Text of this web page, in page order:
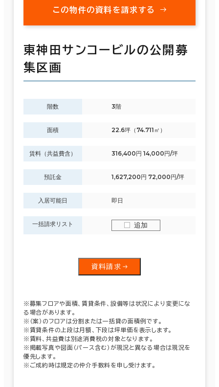
この物件の資料を請求する
東神田サンコービルの公開募
集区画
階数 3階
面積 22.6坪（74.711㎡）
賃料（共益費含） 316,400円 14,000円/坪
預託金 1,627,200円 72,000円/坪
入居可能日 即日
一括請求リスト 追加
資料請求
※募集フロアや面積、賃貸条件、設備等は状況により変更にな
る場合があります。
※（案）のフロアは分割または一括貸の面積例です。
※賃貸条件の上段は月額、下段は坪単価を表示します。
※賃料、共益費は別途消費税の対象となります。
※掲載写真や図面（パース含む）が現況と異なる場合は現況を
優先します。
※ご成約時は規定の仲介手数料を申し受けます。